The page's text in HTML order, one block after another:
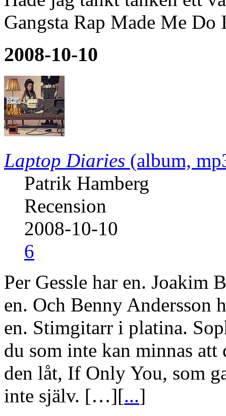
Gangsta Rap Made Me
2008-10-10
Laptop Diaries (album,
Patrik Hamberg
Recension
2008-10-10
6
Per Gessle har en. Joakim
en. Och Benny Andersson
en. Stimgitarr i platina.
du som inte kan minnas
den låt, If Only You, som
inte själv. […][...]